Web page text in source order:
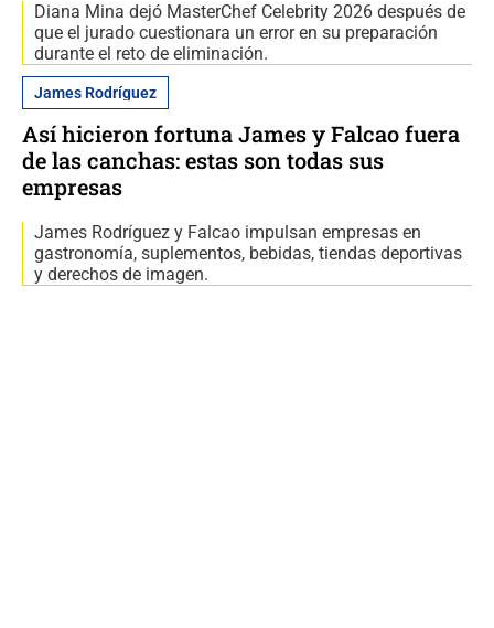
Diana Mina dejó MasterChef Celebrity 2026 después de
que el jurado cuestionara un error en su preparación
durante el reto de eliminación.
James Rodríguez
Así hicieron fortuna James y Falcao fuera
de las canchas: estas son todas sus
empresas
James Rodríguez y Falcao impulsan empresas en
gastronomía, suplementos, bebidas, tiendas deportivas
y derechos de imagen.